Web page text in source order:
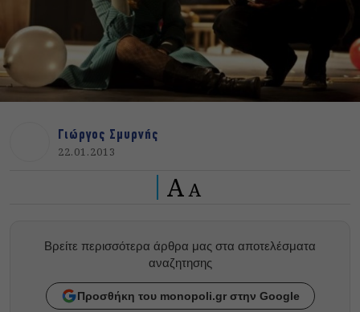
Γιώργος Σμυρνής
22.01.2013
A A
Βρείτε περισσότερα άρθρα μας στα αποτελέσματα
αναζητησης
Προσθήκη του monopoli.gr στην Google